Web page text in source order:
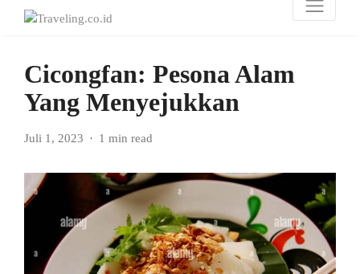
Cicongfan: Pesona Alam
Yang Menyejukkan
Juli 1, 2023 1 min read